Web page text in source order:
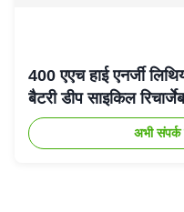
400 एएच हाई एनर्जी
बैटरी डीप साइकिल
अभी